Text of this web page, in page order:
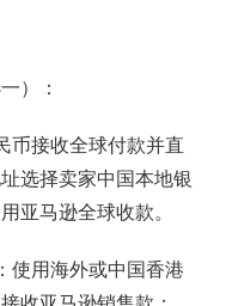
）：
币接收全球付款并直
选择卖家中国本地银
亚马逊全球收款。
使用海外或中国香港